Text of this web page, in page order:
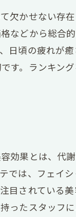
かせない存
などから総合
日頃の疲れが
す。ランキン
効果とは、代
では、フェイ
目されている
ったスタッ